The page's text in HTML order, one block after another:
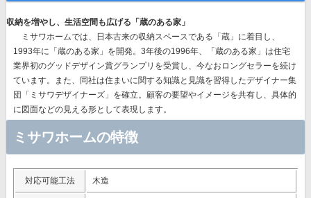
収納を増やし、生活空間も広げる「蔵のある家」
ミサワホームでは、
日本古来の収納スペースである「蔵」に着目 し、
1993年に「蔵のある家」を開発。3年後の1996年、
「蔵のある家」は住宅
業界初のグッドデザイン賞グランプリを受賞し、今なおロングセラーを続け
ています。また、同社は住まいに関する知識と見識を習得したデザイナー集
団「ミサワデザイナーズ」を確立。顧客の要望やイメージを共有し、具体的
に図面などの見える形として表現します。
ミサワホームの特徴
対応可能工法 木造